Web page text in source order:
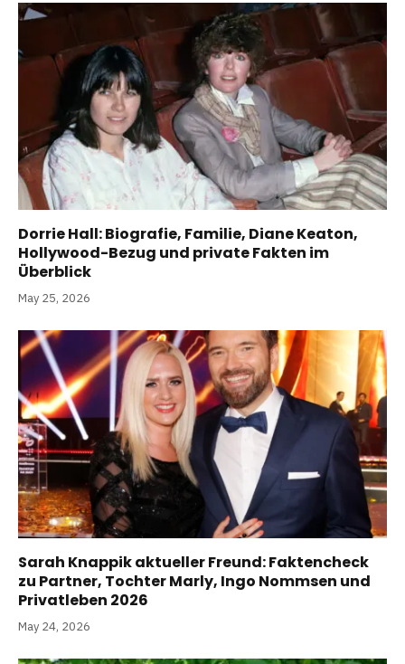
Dorrie Hall: Biografie, Familie, Diane Keaton,
Hollywood-Bezug und private Fakten im
Überblick
May 25, 2026
Sarah Knappik aktueller Freund: Faktencheck
zu Partner, Tochter Marly, Ingo Nommsen und
Privatleben 2026
May 24, 2026